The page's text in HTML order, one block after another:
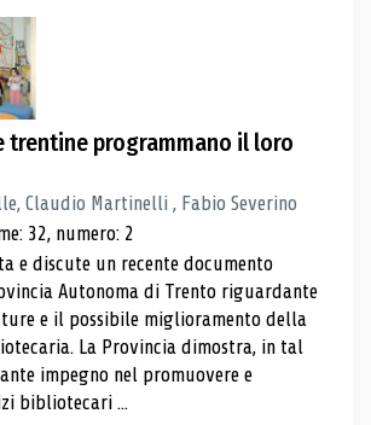
trentine programmano il loro
Claudio Martinelli , Fabio Severino
32, numero: 2
e discute un recente documento
Autonoma di Trento riguardante
e il possibile miglioramento della
La Provincia dimostra, in tal
impegno nel promuovere e
bibliotecari ...